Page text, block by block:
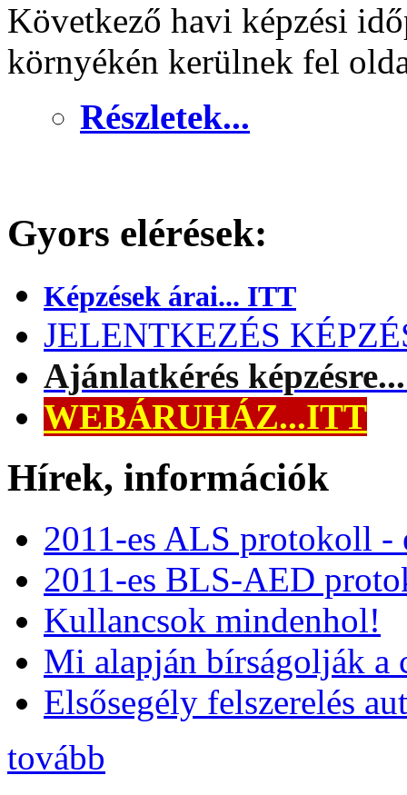
Következő havi képzési
környékén kerülnek fel
Részletek...
Gyors elérések:
Képzések árai... ITT
JELENTKEZÉS
Ajánlatkérés
WEBÁRUHÁZ...ITT
Hírek, információk
2011-es ALS protokoll -
2011-es BLS-AED
Kullancsok mindenhol!
Mi alapján bírságolják a
Elsősegély felszerelés
tovább